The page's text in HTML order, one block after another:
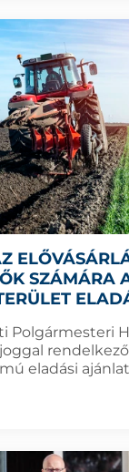
SZÁMÁRA
Polgármesteri
joggal
eladási